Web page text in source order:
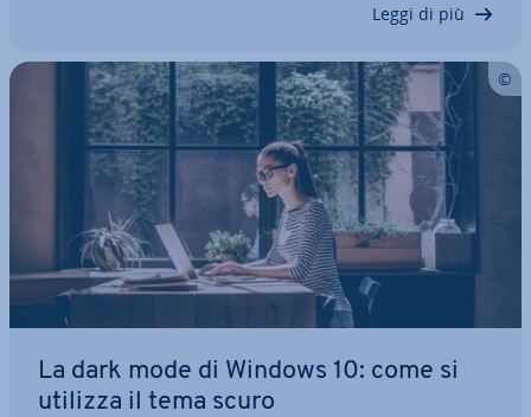
Leggi di più
La dark mode di Windows 10: come si
utilizza il tema scuro